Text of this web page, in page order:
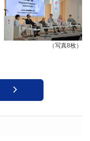
（写真8枚）